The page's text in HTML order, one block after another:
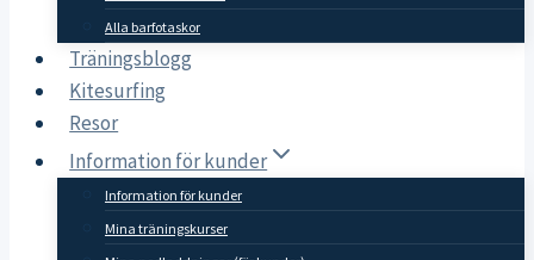
Alla barfotaskor
Träningsblogg
Kitesurfing
Resor
Information för kunder
Information för kunder
Mina träningskurser